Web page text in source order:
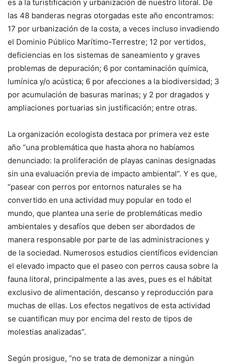
es a la turistificación y urbanización de nuestro litoral. De
las 48 banderas negras otorgadas este año encontramos:
17 por urbanización de la costa, a veces incluso invadiendo
el Dominio Público Marítimo-Terrestre; 12 por vertidos,
deficiencias en los sistemas de saneamiento y graves
problemas de depuración; 6 por contaminación química,
lumínica y/o acústica; 6 por afecciones a la biodiversidad; 3
por acumulación de basuras marinas; y 2 por dragados y
ampliaciones portuarias sin justificación; entre otras.
La organización ecologista destaca por primera vez este
año “una problemática que hasta ahora no habíamos
denunciado: la proliferación de playas caninas designadas
sin una evaluación previa de impacto ambiental”. Y es que,
“pasear con perros por entornos naturales se ha
convertido en una actividad muy popular en todo el
mundo, que plantea una serie de problemáticas medio
ambientales y desafíos que deben ser abordados de
manera responsable por parte de las administraciones y
de la sociedad. Numerosos estudios científicos evidencian
el elevado impacto que el paseo con perros causa sobre la
fauna litoral, principalmente a las aves, pues es el hábitat
exclusivo de alimentación, descanso y reproducción para
muchas de ellas. Los efectos negativos de esta actividad
se cuantifican muy por encima del resto de tipos de
molestias analizadas”.
Según prosigue, “no se trata de demonizar a ningún